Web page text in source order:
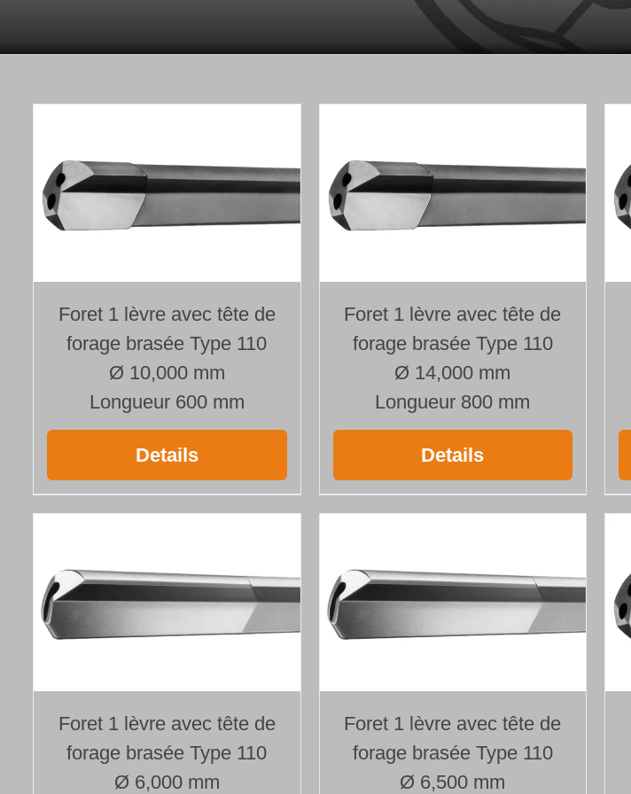
Foret 1 lèvre avec tête de
forage brasée Type 110
Ø 10,000 mm
Longueur 600 mm
Details
Foret 1 lèvre avec tête de
forage brasée Type 110
Ø 14,000 mm
Longueur 800 mm
Details
Foret 1 lèvre avec tête de
forage brasée Type 110
Ø 6,000 mm
Foret 1 lèvre avec tête de
forage brasée Type 110
Ø 6,500 mm